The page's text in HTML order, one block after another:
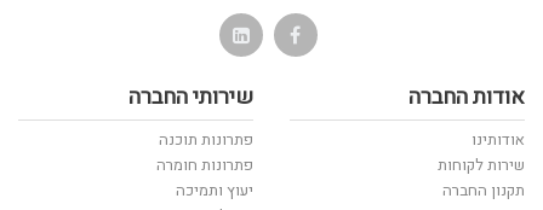
אודות החברה
אודותינו
שירות לקוחות
תקנון החברה
שירותי החברה
פתרונות תוכנה
פתרונות חומרה
יעוץ ותמיכה